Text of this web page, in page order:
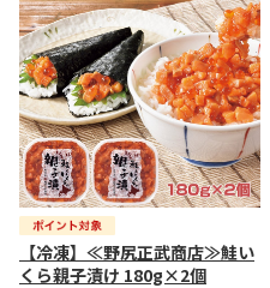
【冷凍】≪野尻正武商店≫鮭い
くら親子漬け 180g×2個